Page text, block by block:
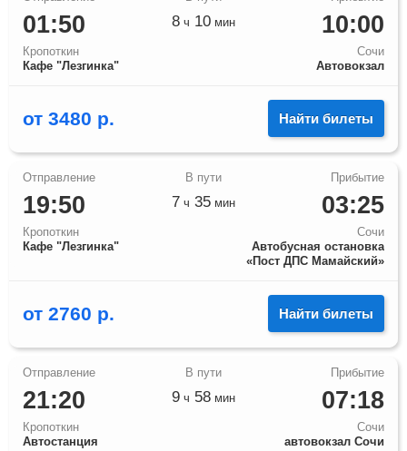
01:50
Кропоткин
Кафе "Лезгинка"
10:00
Сочи
Автовокзал
8 ч 10 мин
от 3480 р. Найти билеты
19:50
Кропоткин
Кафе "Лезгинка"
03:25
Сочи
Автобусная остановка
«Пост ДПС Мамайский»
7 ч 35 мин
от 2760 р. Найти билеты
21:20
Кропоткин
Автостанция
07:18
Сочи
автовокзал Сочи
9 ч 58 мин